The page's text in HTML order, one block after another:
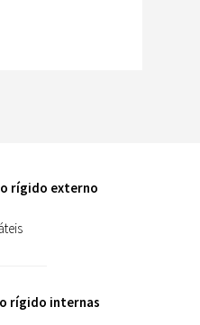
rígido externo
rígido internas